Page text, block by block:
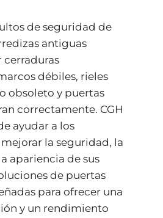
de seguridad de
antiguas
débiles, rieles
obsoleto y puertas
correctamente. CGH
ayudar a los
la seguridad, la
apariencia de sus
de puertas
para ofrecer una
y un rendimiento